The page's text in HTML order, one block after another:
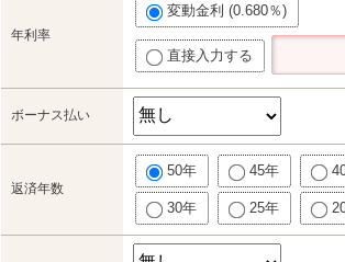
年利率
変動金利 (0.680％)
直接入力する
ボーナス払い
返済年数
50年 45年
30年 25年